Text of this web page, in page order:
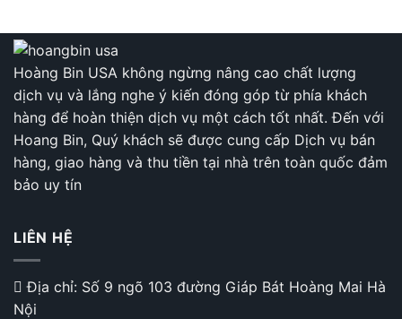
su
non
Tựa
Đầu
Ô
Tô
Công
Thái
Học
Hoàng Bin USA không ngừng nâng cao chất lượng
dịch vụ và lắng nghe ý kiến đóng góp từ phía khách
hàng để hoàn thiện dịch vụ một cách tốt nhất. Đến với
Hoang Bin, Quý khách sẽ được cung cấp Dịch vụ bán
hàng, giao hàng và thu tiền tại nhà trên toàn quốc đảm
bảo uy tín
LIÊN HỆ
Địa chỉ: Số 9 ngõ 103 đường Giáp Bát Hoàng Mai Hà
Nội